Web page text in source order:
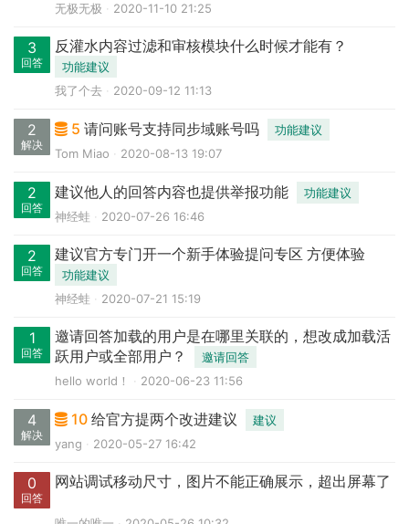
无极无极
2020-11-10 21:25
3
回答
反灌水内容过滤和审核模块什么时候才能有？
功能建议
我了个去
2020-09-12 11:13
2
解决
5 请问账号支持同步域账号吗
功能建议
Tom Miao
2020-08-13 19:07
2
回答
建议他人的回答内容也提供举报功能
功能建议
神经蛙
2020-07-26 16:46
2
回答
建议官方专门开一个新手体验提问专区 方便体验
功能建议
神经蛙
2020-07-21 15:19
1
回答
邀请回答加载的用户是在哪里关联的，想改成加载活
跃用户或全部用户？
邀请回答
hello world！
2020-06-23 11:56
4
解决
10 给官方提两个改进建议
建议
yang
2020-05-27 16:42
0
回答
网站调试移动尺寸，图片不能正确展示，超出屏幕了